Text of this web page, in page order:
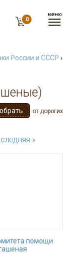
0
России и СССР ›
от дорогих
»
помощи